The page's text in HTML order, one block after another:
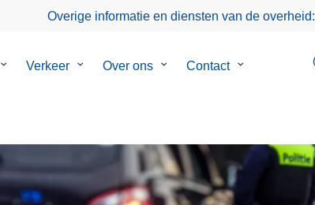
Overige informatie en diensten van de overheid:
Submenu
Verkeer
SubmenuOver ons
Submenu
Contact
Submenu